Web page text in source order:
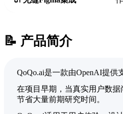
📝 产品简介
QoQo.ai是一款由OpenAI提供
在项目早期，当真实用户数
节省大量前期研究时间。